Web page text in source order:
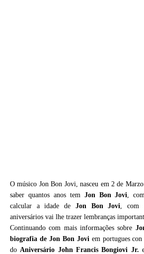
O músico Jon Bon Jovi, nasceu em 2 de
saber quantos anos tem Jon Bon Jovi,
calcular a idade de Jon Bon Jovi, com
aniversários vai lhe trazer lembranças
Continuando com mais informações sobre
biografia de Jon Bon Joviem portugues
doAniversário John Francis Bongiovi Jr.